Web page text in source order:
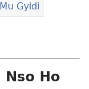
Gyidi
Nso Ho